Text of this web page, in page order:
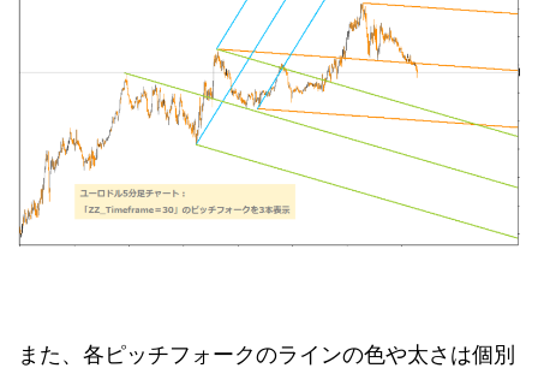
また、各ピッチフォークのラインの色や太さは個別